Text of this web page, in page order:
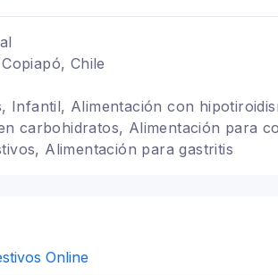
Chile
Infantil, Alimentación con
carbohidratos, Alimentación para
Alimentación para gastritis
Online